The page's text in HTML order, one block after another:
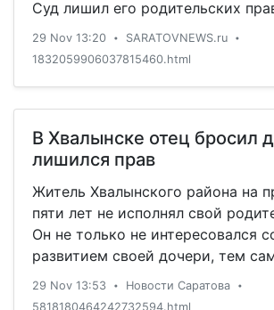
Суд лишил его родительских
29 Nov 13:20 • SARATOVNEWS.ru •
1832059906037815460.html
В Хвалынске отец бросил
лишился прав
Житель Хвалынского района на
пяти лет не исполнял свой
Он не только не интересовался
развитием своей дочери, тем
психологическую связь с
помогал материально. Таким
29 Nov 13:53 • Новости Саратова •
5818180464242732594.html